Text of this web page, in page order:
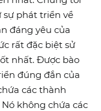
phát triển về
đáng yêu của
rất đặc biệt sử
nhất. Được bào
đúng đắn của
các thành
không chứa các